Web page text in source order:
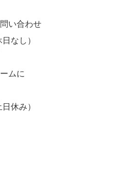
い合わせ
なし）
ムに
休み）